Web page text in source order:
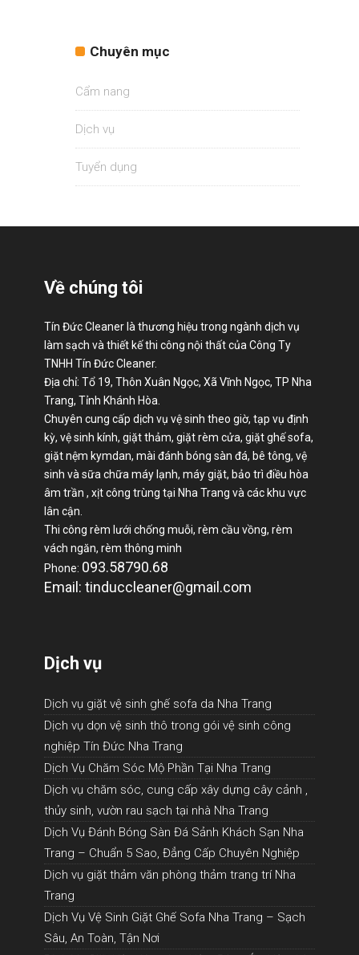
Chuyên mục
Cẩm nang
Dịch vụ
Tuyển dụng
Về chúng tôi
Tín Đức Cleaner là thương hiệu trong ngành dịch vụ
làm sạch và thiết kế thi công nội thất của Công Ty
TNHH Tín Đức Cleaner.
Địa chỉ: Tổ 19, Thôn Xuân Ngọc, Xã Vĩnh Ngọc, TP Nha
Trang, Tỉnh Khánh Hòa.
Chuyên cung cấp dịch vụ vệ sinh theo giờ, tạp vụ định
kỳ, vệ sinh kính, giặt thảm, giặt rèm cửa, giặt ghế sofa,
giặt nệm kymdan, mài đánh bóng sàn đá, bê tông, vệ
sinh và sữa chữa máy lạnh, máy giặt, bảo trì điều hòa
âm trần , xịt công trùng tại Nha Trang và các khu vực
lân cận.
Thi công rèm lưới chống muỗi, rèm cầu vồng, rèm
vách ngăn, rèm thông minh
Phone: 093.58790.68
Email: tinduccleaner@gmail.com
Dịch vụ
Dịch vụ giặt vệ sinh ghế sofa da Nha Trang
Dịch vụ dọn vệ sinh thô trong gói vệ sinh công
nghiệp Tín Đức Nha Trang
Dịch Vụ Chăm Sóc Mộ Phần Tại Nha Trang
Dịch vụ chăm sóc, cung cấp xây dựng cây cảnh ,
thủy sinh, vườn rau sạch tại nhà Nha Trang
Dịch Vụ Đánh Bóng Sàn Đá Sảnh Khách Sạn Nha
Trang – Chuẩn 5 Sao, Đẳng Cấp Chuyên Nghiệp
Dịch vụ giặt thảm văn phòng thảm trang trí Nha
Trang
Dịch Vụ Vệ Sinh Giặt Ghế Sofa Nha Trang – Sạch
Sâu, An Toàn, Tận Nơi